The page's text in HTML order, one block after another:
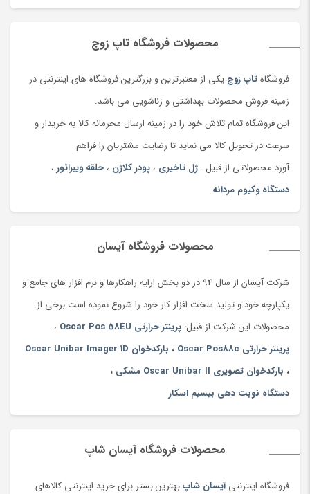
محصولات فروشگاه تاپ زوج
فروشگاهتاپ زوج یکی از معتبرترین و بزرگترین فروشگاه های اینترنتی در
زمینه فروش محصولات بهداشتی و زناشویی می باشد.
این فروشگاه تمام تلاش خود را در زمینه ارسال محرمانه کالا به خریدار و
سرعت در تحویل کالا می نماید تا رضایت مشتریان را فراهم
آورد.محصولاتی از قبیل : ژل تاخیری ، پودر کلاژن ، حلقه ویبراتور ،
دستگاه وکیوم مردانه
محصولات فروشگاه آیسان
شرکت آیسان از سال 94 در دو بخش ارایه راهکارها و نرم افزار های جامع و
یکپارچه خود و تولید سخت افزار کار خود را شروع نموده است.برخی از
محصولات این شرکت از قبیل: پرینتر حرارتی Oscar Pos 58EU
،
پرینتر حرارتی Oscar Pos88c
، بارکدخوان Oscar Unibar Imager 1D
، بارکدخوان تصویری Oscar Unibar II مشکی
،
دستگاه نوبت دهی بیسیم اسکار
محصولات فروشگاه آیسان شاپ
فروشگاه اینترنتیآیسان شاپبهترین بستر برای خرید اینترنتی کالاهای